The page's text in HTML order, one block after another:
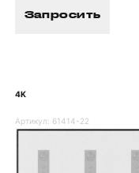
Запросить
4K
Артикул: 61414-22